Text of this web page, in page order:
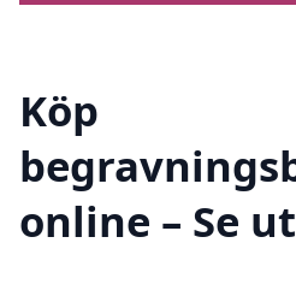
Köp
online – Se